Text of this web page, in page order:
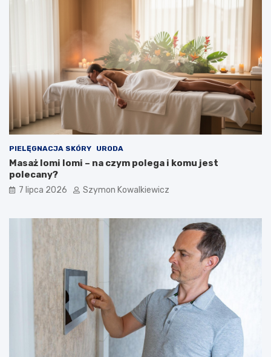
PIELĘGNACJA SKÓRY URODA
Masaż lomi lomi – na czym polega i komu jest
polecany?
7 lipca 2026 Szymon Kowalkiewicz